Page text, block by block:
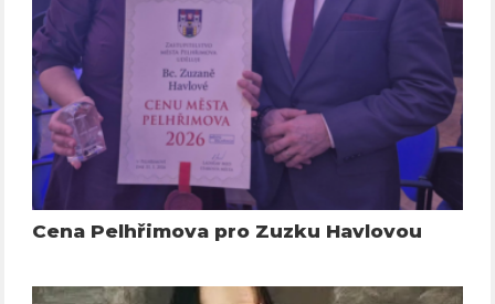
Cena Pelhřimova pro Zuzku Havlovou